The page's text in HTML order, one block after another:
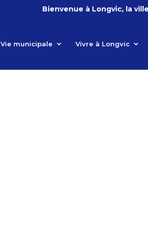
Bienvenue à Longvic, la
Vie municipale Vivre à Longvic